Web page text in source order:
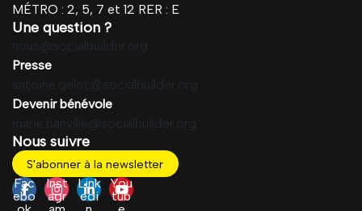
MÉTRO : 2, 5, 7 et 12 RER : E
Une question ?
nous@socialbuilder.org
Presse
antoine.gelot@socialbuilder.org
Devenir bénévole
marie.banville@socialbuilder.org
Nous suivre
S'abonner à la newsletter
Fac
ebo
Inst
agr
Link
edi
You
tub